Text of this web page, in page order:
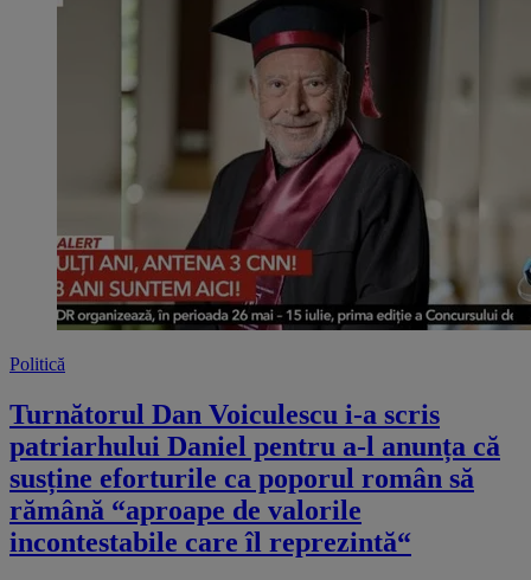
Politică
Turnătorul Dan Voiculescu i-a scris
patriarhului Daniel pentru a-l anunța că
susține eforturile ca poporul român să
rămână “aproape de valorile
incontestabile care îl reprezintă“